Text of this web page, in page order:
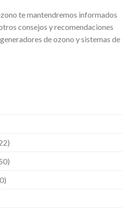
te mantendremos informados
consejos y recomendaciones
de ozono y sistemas de